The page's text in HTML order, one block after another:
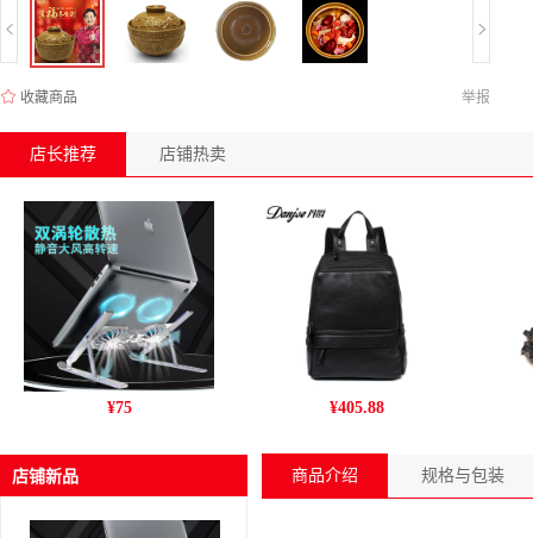
收藏商品 举报
店长推荐 店铺热卖
跨境新款C9pro笔记本电脑
¥75
丹爵(DANJUE)新款男包 商
¥405.88
店铺新品 商品介绍 规格与包装